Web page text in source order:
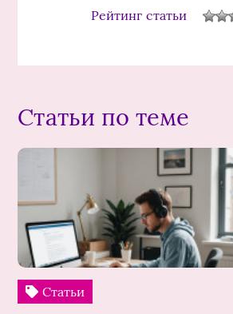
Рейтинг статьи
Статьи по теме
Статьи